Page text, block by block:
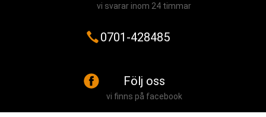
vi svarar inom 24 timmar
0701-428485
Följ oss
vi finns på facebook